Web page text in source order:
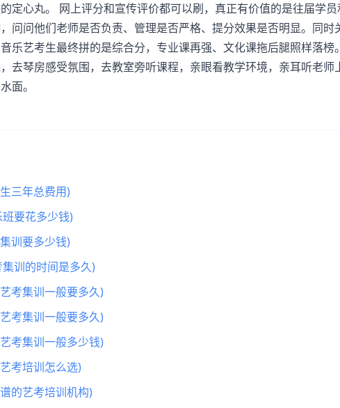
心丸。 网上评分和宣传评价都可以刷，真正有价值的是往届学员
问问他们老师是否负责、管理是否严格、提分效果是否明显。同时
乐艺考生最终拼的是综合分，专业课再强、文化课拖后腿照样落榜
去琴房感受氛围，去教室旁听课程，亲眼看教学环境，亲耳听老师
面。
三年总费用)
要花多少钱)
训要多少钱)
训的时间是多久)
考集训一般要多久)
考集训一般要多久)
考集训一般多少钱)
考培训怎么选)
的艺考培训机构)